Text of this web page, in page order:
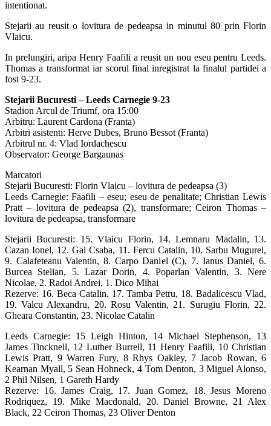
intentionat.
Stejarii au reusit o lovitura de pedeapsa in minutul 80 prin Florin
Vlaicu.
In prelungiri, aripa Henry Faafili a reusit un nou eseu pentru Leeds.
Thomas a transformat iar scorul final inregistrat la finalul partidei a
fost 9-23.
Stejarii Bucuresti – Leeds Carnegie 9-23
Stadion Arcul de Triumf, ora 15:00
Arbitru: Laurent Cardona (Franta)
Arbitri asistenti: Herve Dubes, Bruno Bessot (Franta)
Arbitrul nr. 4: Vlad Iordachescu
Observator: George Bargaunas
Marcatori
Stejarii Bucuresti: Florin Vlaicu – lovitura de pedeapsa (3)
Leeds Carnegie: Faafili – eseu; eseu de penalitate; Christian Lewis
Pratt – lovitura de pedeapsa (2), transformare; Ceiron Thomas –
lovitura de pedeapsa, transformare
Stejarii Bucuresti: 15. Vlaicu Florin, 14. Lemnaru Madalin, 13.
Cazan Ionel, 12. Gal Csaba, 11. Fercu Catalin, 10. Sarbu Mugurel,
9. Calafeteanu Valentin, 8. Carpo Daniel (C), 7. Ianus Daniel, 6.
Burcea Stelian, 5. Lazar Dorin, 4. Poparlan Valentin, 3. Nere
Nicolae, 2. Radoi Andrei, 1. Dico Mihai
Rezerve: 16. Beca Catalin, 17. Tamba Petru, 18. Badalicescu Vlad,
19. Valcu Alexandru, 20. Rosu Valentin, 21. Surugiu Florin, 22.
Gheara Constantin, 23. Nicolae Catalin
Leeds Carnegie: 15 Leigh Hinton, 14 Michael Stephenson, 13
James Tincknell, 12 Luther Burrell, 11 Henry Faafili, 10 Christian
Lewis Pratt, 9 Warren Fury, 8 Rhys Oakley, 7 Jacob Rowan, 6
Kearnan Myall, 5 Sean Hohneck, 4 Tom Denton, 3 Miguel Alonso,
2 Phil Nilsen, 1 Gareth Hardy
Rezerve: 16. James Craig, 17. Juan Gomez, 18. Jesus Moreno
Rodriquez, 19. Mike Macdonald, 20. Daniel Browne, 21 Alex
Black, 22 Ceiron Thomas, 23 Oliver Denton